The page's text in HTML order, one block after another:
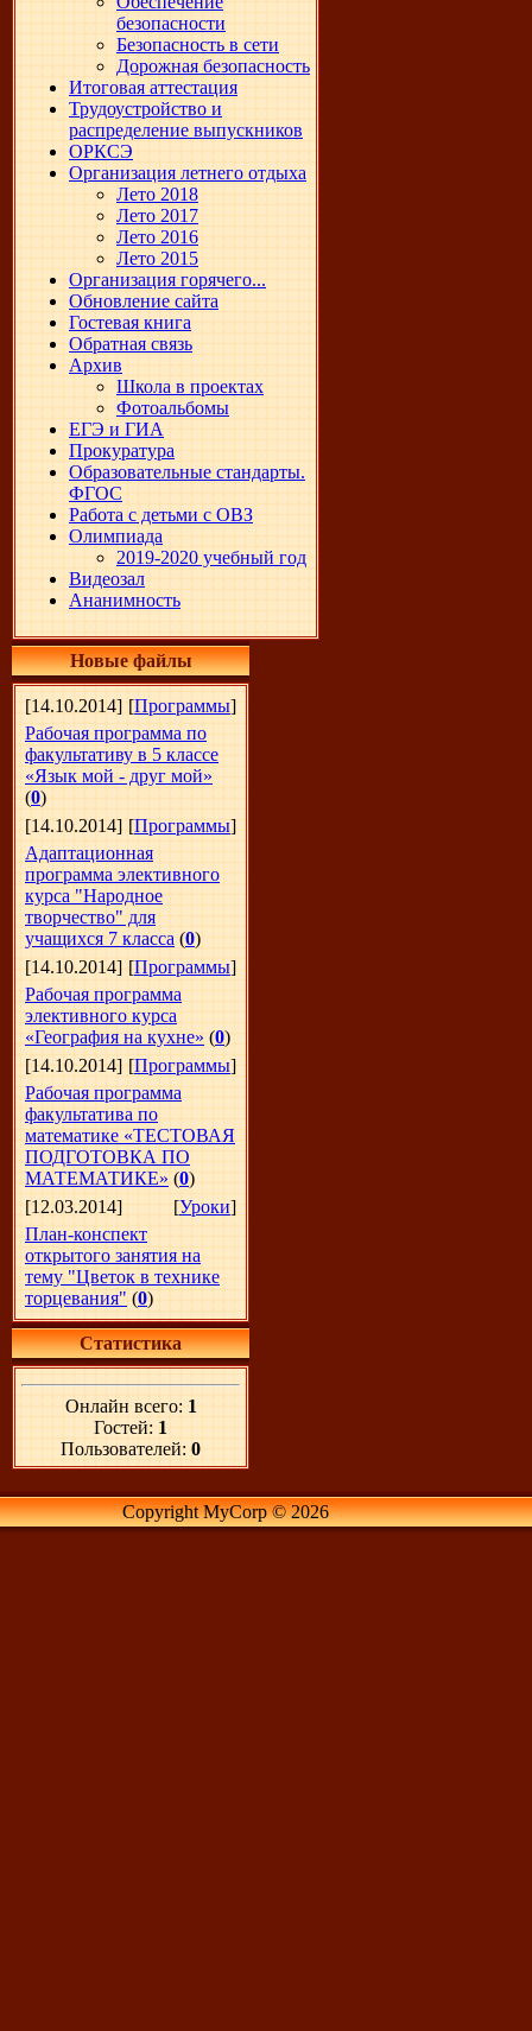
безопасности
Безопасность в сети
Дорожная безопасность
Итоговая аттестация
Трудоустройство и
распределение выпускников
ОРКСЭ
Организация летнего отдыха
Лето 2018
Лето 2017
Лето 2016
Лето 2015
Организация горячего...
Обновление сайта
Гостевая книга
Обратная связь
Архив
Школа в проектах
Фотоальбомы
ЕГЭ и ГИА
Прокуратура
Образовательные стандарты.
ФГОС
Работа с детьми с ОВЗ
Олимпиада
2019-2020 учебный год
Видеозал
Ананимность
Новые файлы
[14.10.2014] [Программы]
Рабочая программа по
факультативу в 5 классе
«Язык мой - друг мой»
(0)
[14.10.2014] [Программы]
Адаптационная
программа элективного
курса "Народное
творчество" для
учащихся 7 класса (0)
[14.10.2014] [Программы]
Рабочая программа
элективного курса
«География на кухне» (0)
[14.10.2014] [Программы]
Рабочая программа
факультатива по
математике «ТЕСТОВАЯ
ПОДГОТОВКА ПО
МАТЕМАТИКЕ» (0)
[12.03.2014]
[Уроки]
План-конспект
открытого занятия на
тему "Цветок в технике
торцевания" (0)
Статистика
Онлайн всего: 1
Гостей: 1
Пользователей: 0
Copyright MyCorp © 2026